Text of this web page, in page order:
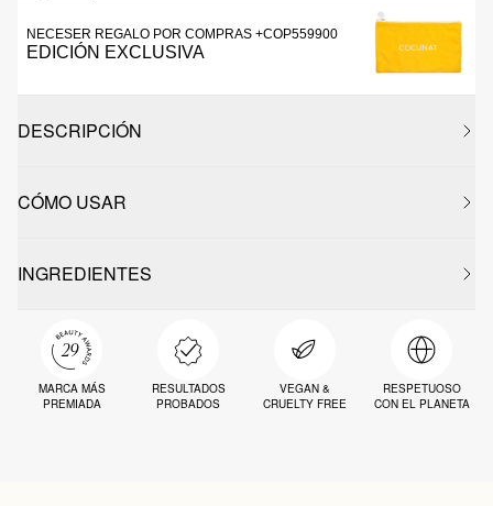
NECESER REGALO POR COMPRAS +COP559900
EDICIÓN EXCLUSIVA
DESCRIPCIÓN
CÓMO USAR
INGREDIENTES
MARCA MÁS
PREMIADA
RESULTADOS
PROBADOS
VEGAN &
CRUELTY FREE
RESPETUOSO
CON EL PLANETA